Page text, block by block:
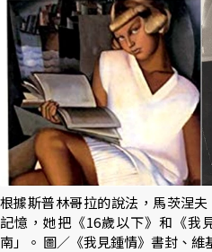
根據斯普林哥拉的說法，馬茨涅
記憶，她把《16歲以下》和《我
南」。 圖／《我見鍾情》書封、維